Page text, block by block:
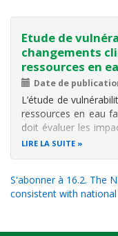
Etude de
changements
ressources en
Date de
L’étude de
ressources en eau
doit évaluer les
incertitudes y
LIRE LA SUITE
S'abonner à 16.2. The
consistent with